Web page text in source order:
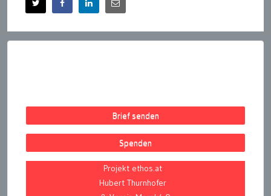
Brief senden
Spenden
Projekt ethos.at
Hubert Thurnhofer